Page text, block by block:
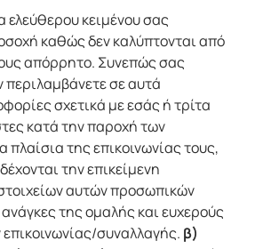
ελεύθερου κειμένου σας
καθώς δεν καλύπτονται από
απόρρητο. Συνεπώς σας
περιλαμβάνετε σε αυτά
σχετικά με εσάς ή τρίτα
κατά την παροχή των
πλαίσια της επικοινωνίας τους,
την επικείμενη
αυτών προσωπικών
της ομαλής και ευχερούς
συναλλαγής. β)